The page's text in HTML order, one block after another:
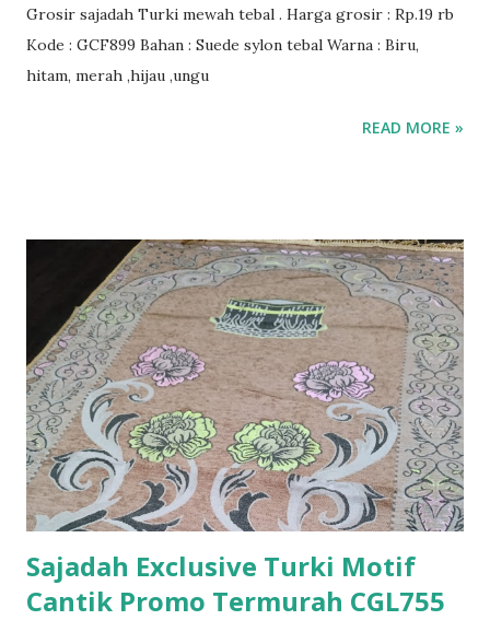
Grosir sajadah Turki mewah tebal . Harga grosir : Rp.19 rb
Kode : GCF899 Bahan : Suede sylon tebal Warna : Biru,
hitam, merah ,hijau ,ungu
READ MORE »
Sajadah Exclusive Turki Motif
Cantik Promo Termurah CGL755